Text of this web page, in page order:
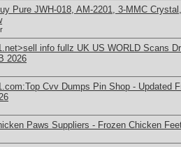
Pure JWH-018, AM-2201, 3-MMC
info fullz UK US WORLD Scans
2026
Cvv Dumps Pin Shop - Updated
Paws Suppliers - Frozen Chicken